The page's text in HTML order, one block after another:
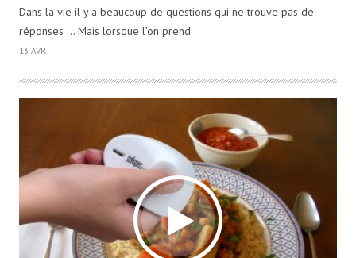
Dans la vie il y a beaucoup de questions qui ne trouve pas de
réponses … Mais lorsque l’on prend
13 AVR